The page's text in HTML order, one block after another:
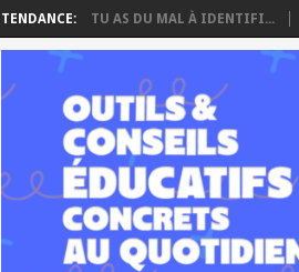
TENDANCE: TU AS DU MAL À IDENTIFI...